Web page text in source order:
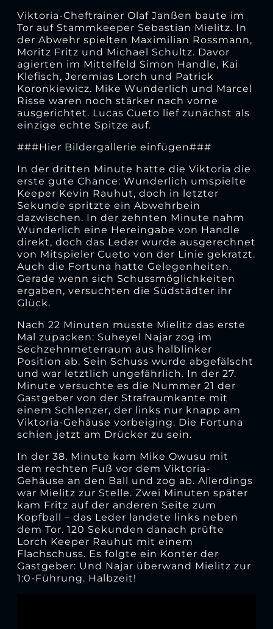
Viktoria-Cheftrainer Olaf Janßen baute im
Tor auf Stammkeeper Sebastian Mielitz. In
der Abwehr spielten Maximilian Rossmann,
Moritz Fritz und Michael Schultz. Davor
agierten im Mittelfeld Simon Handle, Kai
Klefisch, Jeremias Lorch und Patrick
Koronkiewicz. Mike Wunderlich und Marcel
Risse waren noch stärker nach vorne
ausgerichtet. Lucas Cueto lief zunächst als
einzige echte Spitze auf.
###Hier Bildergallerie einfügen###
In der dritten Minute hatte die Viktoria die
erste gute Chance: Wunderlich umspielte
Keeper Kevin Rauhut, doch in letzter
Sekunde spritzte ein Abwehrbein
dazwischen. In der zehnten Minute nahm
Wunderlich eine Hereingabe von Handle
direkt, doch das Leder wurde ausgerechnet
von Mitspieler Cueto von der Linie gekratzt.
Auch die Fortuna hatte Gelegenheiten.
Gerade wenn sich Schussmöglichkeiten
ergaben, versuchten die Südstädter ihr
Glück.
Nach 22 Minuten musste Mielitz das erste
Mal zupacken: Suheyel Najar zog im
Sechzehnmeterraum aus halblinker
Position ab. Sein Schuss wurde abgefälscht
und war letztlich ungefährlich. In der 27.
Minute versuchte es die Nummer 21 der
Gastgeber von der Strafraumkante mit
einem Schlenzer, der links nur knapp am
Viktoria-Gehäuse vorbeiging. Die Fortuna
schien jetzt am Drücker zu sein.
In der 38. Minute kam Mike Owusu mit
dem rechten Fuß vor dem Viktoria-
Gehäuse an den Ball und zog ab. Allerdings
war Mielitz zur Stelle. Zwei Minuten später
kam Fritz auf der anderen Seite zum
Kopfball – das Leder landete links neben
dem Tor. 120 Sekunden danach prüfte
Lorch Keeper Rauhut mit einem
Flachschuss. Es folgte ein Konter der
Gastgeber: Und Najar überwand Mielitz zur
1:0-Führung. Halbzeit!